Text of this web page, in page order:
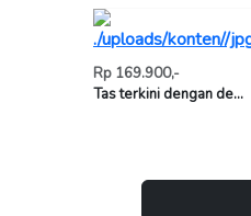
Rp 169.900,-
Tas terkini dengan de...